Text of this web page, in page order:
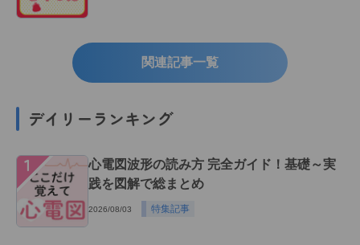
関連記事一覧
デイリーランキング
１
心電図波形の読み方 完全ガイド！基礎～実
践を図解で総まとめ
2026/08/03 特集記事